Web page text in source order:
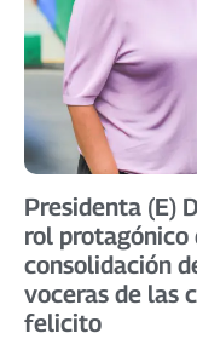
Presidenta (E)
rol protagónico
consolidación
voceras de las
felicito